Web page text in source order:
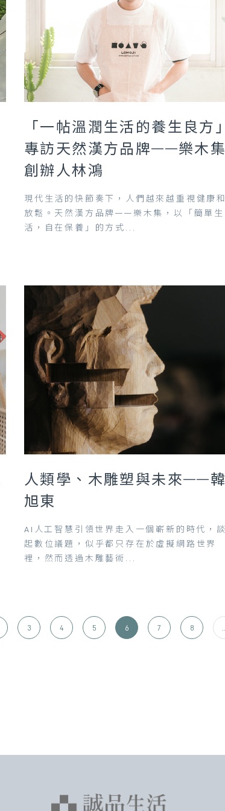
「一帖溫潤生活的養生良方」
專訪天然漢方品牌——樂木集
創辦人林鴻
現代生活的快節奏下，人們越來越重視健康和
放鬆。天然漢方品牌——樂木集，以「簡單生
活，自在保養」的方式...
人類學、木雕塑與未來——韓
旭東
AI人工智慧引領世界走入一個嶄新的時代，談
起數位議題，似乎都只存在於虛擬網路世界
裡，然而透過木雕藝術...
3 4 5 6 7 8